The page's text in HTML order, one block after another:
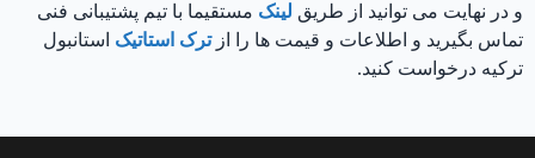
و در نهایت می توانید از طریق لینک مستقیما با تیم پشتیبانی فنی
تماس بگیرید و اطلاعات و قیمت ها را ازترک استاتيک استانبول
ترکیه درخواست کنید.